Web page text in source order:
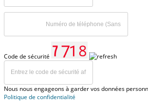
Code de sécurité
Nous nous engageons à garder vos données
Politique de confidentialité